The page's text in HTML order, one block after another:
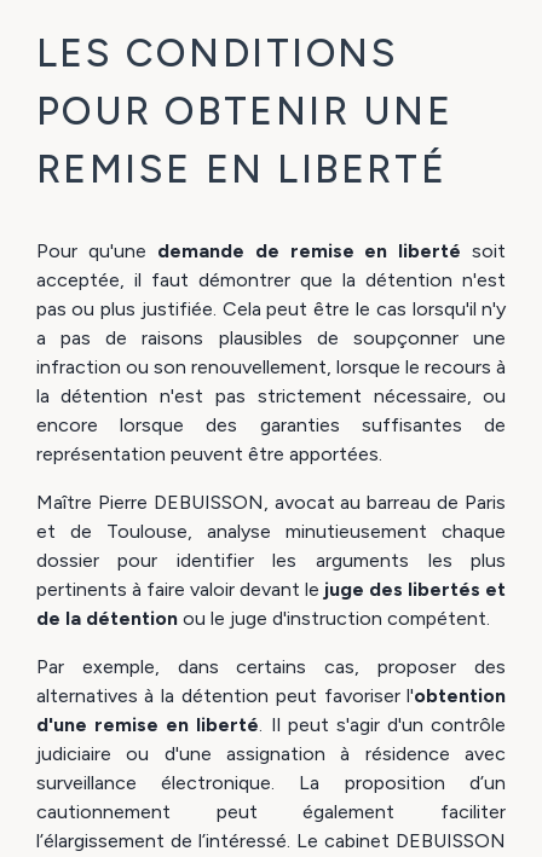
LES CONDITIONS
POUR OBTENIR UNE
REMISE EN LIBERTÉ
Pour qu'une demande de remise en liberté soit
acceptée, il faut démontrer que la détention n'est
pas ou plus justifiée. Cela peut être le cas lorsqu'il n'y
a pas de raisons plausibles de soupçonner une
infraction ou son renouvellement, lorsque le recours à
la détention n'est pas strictement nécessaire, ou
encore lorsque des garanties suffisantes de
représentation peuvent être apportées.
Maître Pierre DEBUISSON, avocat au barreau de Paris
et de Toulouse, analyse minutieusement chaque
dossier pour identifier les arguments les plus
pertinents à faire valoir devant le juge des libertés et
de la détention ou le juge d'instruction compétent.
Par exemple, dans certains cas, proposer des
alternatives à la détention peut favoriser l'obtention
d'une remise en liberté. Il peut s'agir d'un contrôle
judiciaire ou d'une assignation à résidence avec
surveillance électronique. La proposition d’un
cautionnement peut également faciliter
l’élargissement de l’intéressé. Le cabinet DEBUISSON